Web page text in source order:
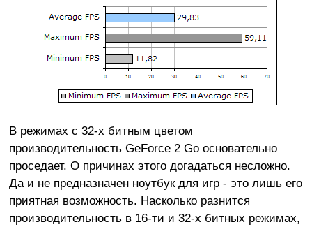
В режимах с 32-х битным цветом
производительность GeForce 2 Go основательно
проседает. О причинах этого догадаться несложно.
Да и не предназначен ноутбук для игр - это лишь его
приятная возможность. Насколько разнится
производительность в 16-ти и 32-х битных режимах,